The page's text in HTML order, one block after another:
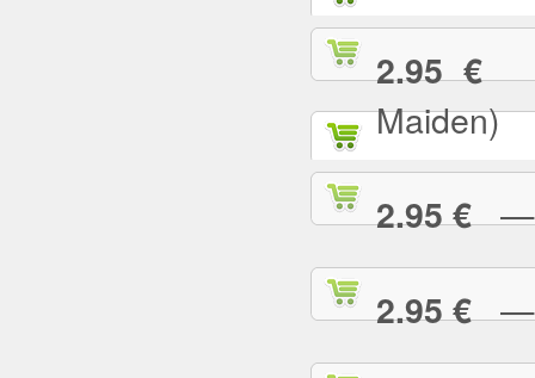
2.95 €—
Maiden)
2.95 €—
2.95 €—